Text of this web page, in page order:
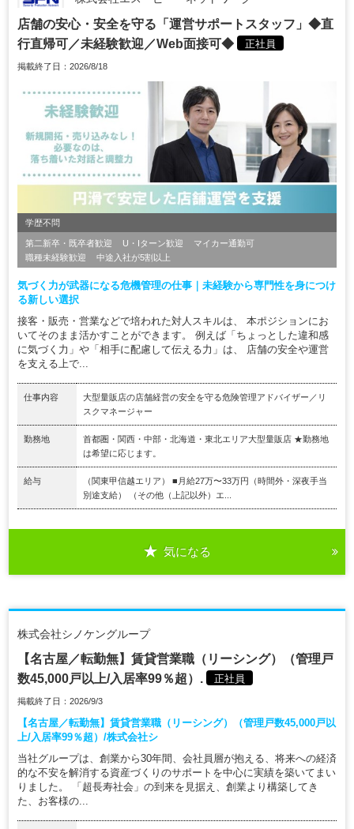
店舗の安心・安全を守る「運営サポートスタッフ」◆直
行直帰可／未経験歓迎／Web面接可◆
正社員
掲載終了日：2026/8/18
学歴不問
第二新卒・既卒者歓迎 U・Iターン歓迎
マイカー通勤可
職種未経験歓迎
中途入社が5割以上
気づく力が武器になる危機管理の仕事｜未経験から専門性を身につけ
る新しい選択
接客・販売・営業などで培われた対人スキルは、 本ポジションにお
いてそのまま活かすことができます。 例えば「ちょっとした違和感
に気づく力」や「相手に配慮して伝える力」は、 店舗の安全や運営
を支える上で...
仕事内容
大型量販店の店舗経営の安全を守る危険管理アドバイザー／リ
スクマネージャー
勤務地
首都圏・関西・中部・北海道・東北エリア大型量販店 ★勤務地
は希望に応じます。
給与
（関東甲信越エリア） ■月給27万〜33万円（時間外・深夜手当
別途支給） （その他（上記以外）エ...
気になる
株式会社シノケングループ
【名古屋／転勤無】賃貸営業職（リーシング）（管理戸
数45,000戸以上/入居率99％超）.
正社員
掲載終了日：2026/9/3
【名古屋／転勤無】賃貸営業職（リーシング）（管理戸数45,000戸以
上/入居率99％超）/株式会社シ
当社グループは、創業から30年間、会社員層が抱える、将来への経済
的な不安を解消する資産づくりのサポートを中心に実績を築いてまい
りました。 「超長寿社会」の到来を見据え、創業より構築してき
た、お客様の...